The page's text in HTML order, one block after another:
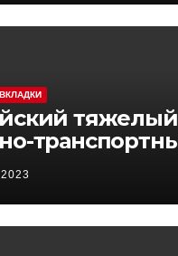
тяжелый
(BTC) Y-20
20»)